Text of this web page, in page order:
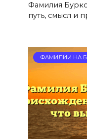
Фамилия
путь, смысл и
ФАМИЛИИ НА